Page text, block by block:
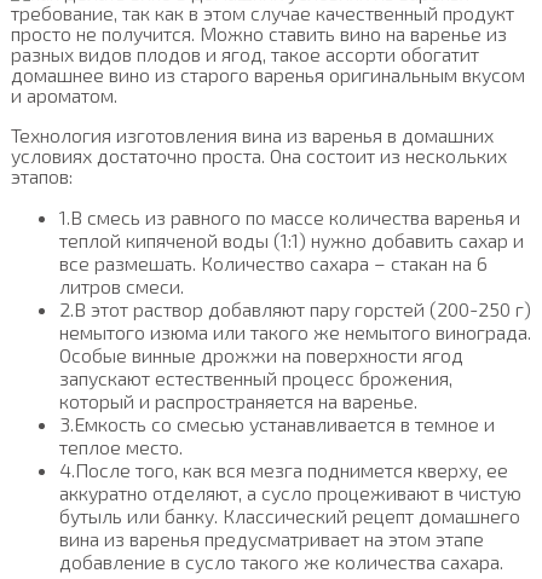
требование, так как в этом случае качественный продукт
просто не получится. Можно ставить вино на варенье из
разных видов плодов и ягод, такое ассорти обогатит
домашнее вино из старого варенья оригинальным вкусом
и ароматом.
Технология изготовления вина из варенья в домашних
условиях достаточно проста. Она состоит из нескольких
этапов:
1.В смесь из равного по массе количества варенья и
теплой кипяченой воды (1:1) нужно добавить сахар и
все размешать. Количество сахара – стакан на 6
литров смеси.
2.В этот раствор добавляют пару горстей (200-250 г)
немытого изюма или такого же немытого винограда.
Особые винные дрожжи на поверхности ягод
запускают естественный процесс брожения,
который и распространяется на варенье.
3.Емкость со смесью устанавливается в темное и
теплое место.
4.После того, как вся мезга поднимется кверху, ее
аккуратно отделяют, а сусло процеживают в чистую
бутыль или банку. Классический рецепт домашнего
вина из варенья предусматривает на этом этапе
добавление в сусло такого же количества сахара.